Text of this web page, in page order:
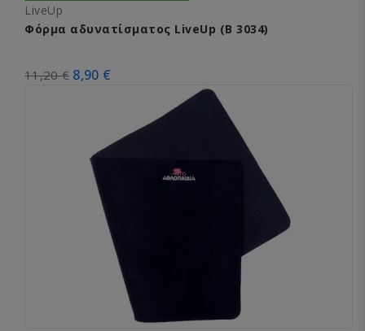
LiveUp
Φόρμα αδυνατίσματος LiveUp (B 3034)
11,20 € 8,90 €